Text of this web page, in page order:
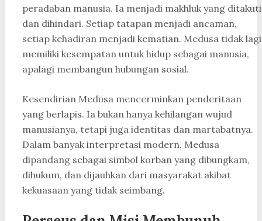
peradaban manusia. Ia menjadi makhluk yang ditakuti
dan dihindari. Setiap tatapan menjadi ancaman,
setiap kehadiran menjadi kematian. Medusa tidak lagi
memiliki kesempatan untuk hidup sebagai manusia,
apalagi membangun hubungan sosial.
Kesendirian Medusa mencerminkan penderitaan
yang berlapis. Ia bukan hanya kehilangan wujud
manusianya, tetapi juga identitas dan martabatnya.
Dalam banyak interpretasi modern, Medusa
dipandang sebagai simbol korban yang dibungkam,
dihukum, dan dijauhkan dari masyarakat akibat
kekuasaan yang tidak seimbang.